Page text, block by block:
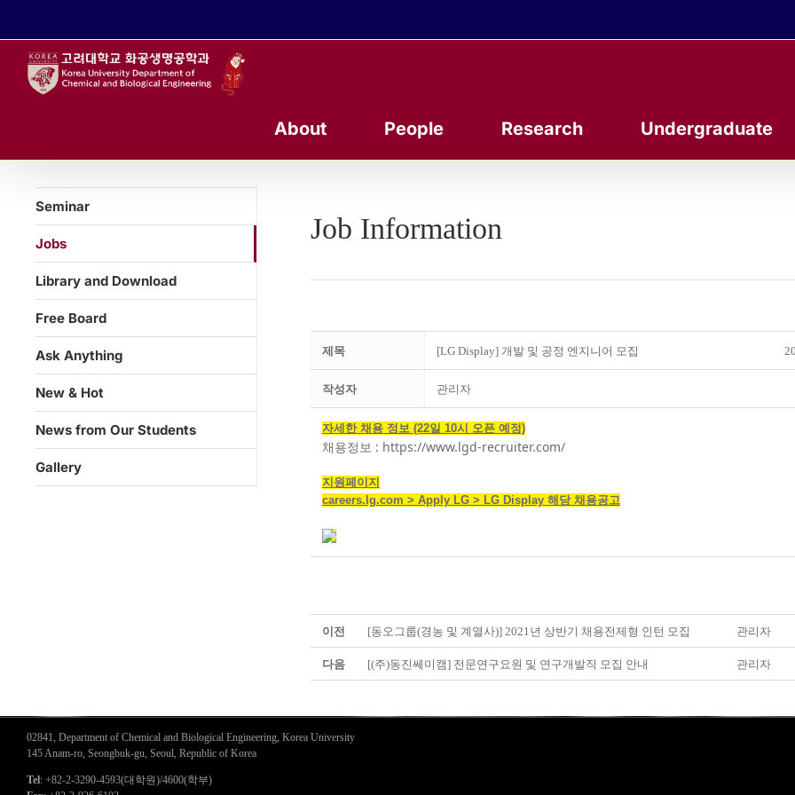
About People Research Undergraduate
Job Information
제목 [LG Display] 개발 및 공정 엔지니어 모집
작성자 관리자
자세한 채용 정보 (22일 10시 오픈 예정)
채용정보 : https://www.lgd-recruiter.com/
지원페이지
careers.lg.com > Apply LG > LG Display 해당 채용공고
이전 [동오그룹(경농 및 계열사)] 2021년 상반기 채용전제형 인턴 모집 관리자
다음 [(주)동진쎄미캠] 전문연구요원 및 연구개발직 모집 안내 관리자
Seminar
Jobs
Library and Download
Free Board
Ask Anything
New & Hot
News from Our Students
Gallery
02841, Department of Chemical and Biological Engineering, Korea University
145 Anam-ro, Seongbuk-gu, Seoul, Republic of Korea
Tel: +82-2-3290-4593(대학원)/4600(학부)